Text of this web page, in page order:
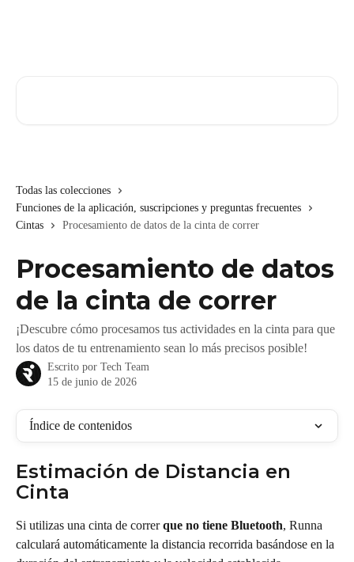
Todas las colecciones
Funciones de la aplicación, suscripciones y preguntas frecuentes
Cintas
Procesamiento de datos de la cinta de correr
Procesamiento de datos
de la cinta de correr
¡Descubre cómo procesamos tus actividades en la cinta para que
los datos de tu entrenamiento sean lo más precisos posible!
Escrito por Tech Team
15 de junio de 2026
Índice de contenidos
Estimación de Distancia en
Cinta
Si utilizas una cinta de correr que no tiene Bluetooth, Runna
calculará automáticamente la distancia recorrida basándose en la